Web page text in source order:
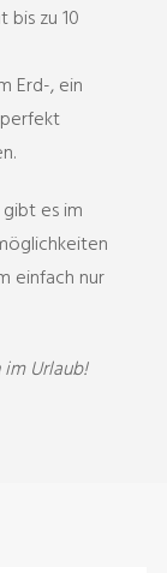
bis zu 10
Erd-, ein
es im
einfach nur
Urlaub!